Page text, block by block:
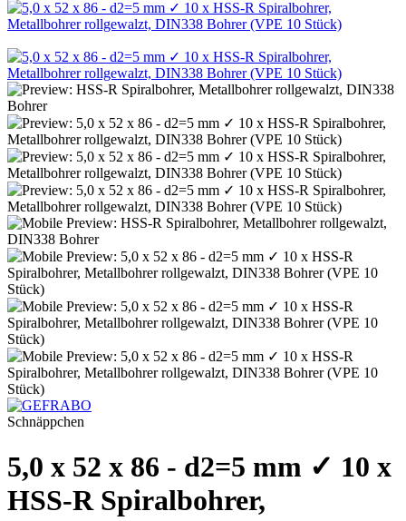
Schnäppchen
5,0 x 52 x 86 - d2=5 mm ✓ 10 x
HSS-R Spiralbohrer,